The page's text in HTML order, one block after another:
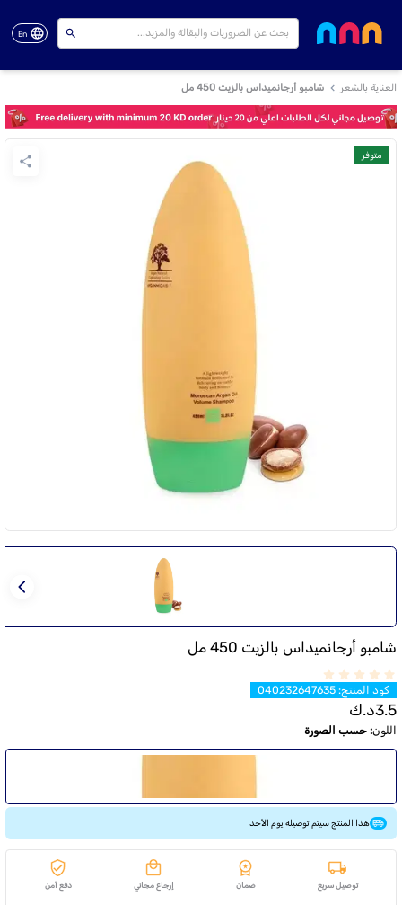
En
العناية بالشعر شامبو أرجانميداس بالزيت 450 مل
متوفر
شامبو أرجانميداس بالزيت 450 مل
كود المنتج:
040232647635
3.5د.ك
اللون: حسب الصورة
هذا المنتج سيتم توصيله يوم الأحد
توصيل سريع ضمان إرجاع مجاني دفع آمن